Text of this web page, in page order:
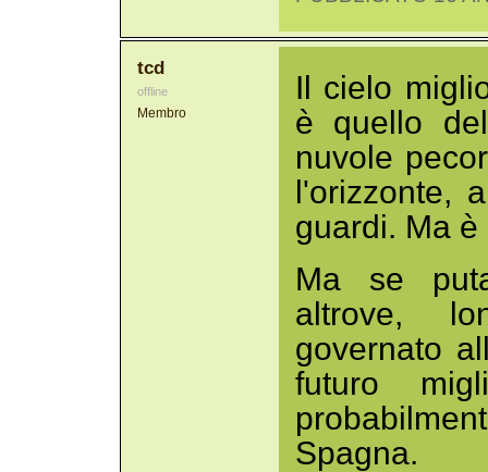
tcd
offline
Membro
Il cielo
è quello
nuvole
l'orizzonte,
guardi. Ma
Ma se
altrove,
governato
futuro
Spagna.